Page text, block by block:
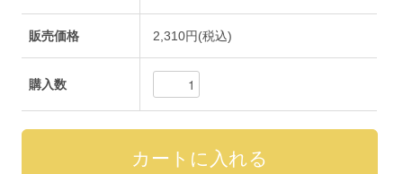
販売価格 2,310円(税込)
購入数